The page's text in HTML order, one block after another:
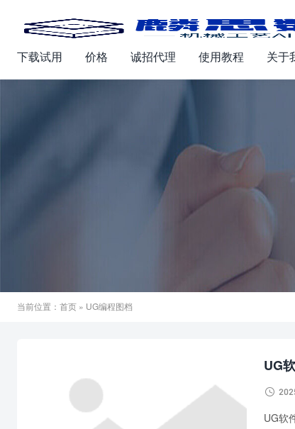
下载试用 价格 诚招代理 使用教程 关于
当前位置： 首页 » UG编程图档
UG

UG软